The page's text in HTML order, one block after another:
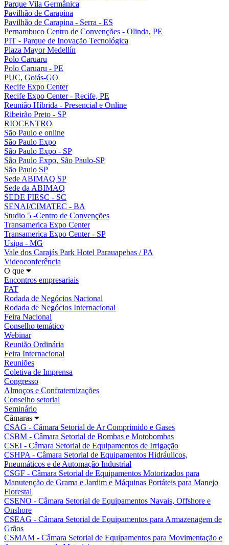
Parque Vila Germânica
Pavilhão de Carapina
Pavilhão de Carapina - Serra - ES
Pernambuco Centro de Convenções - Olinda, PE
PIT - Parque de Inovação Tecnológica
Plaza Mayor Medellín
Polo Caruaru
Polo Caruaru - PE
PUC, Goiás-GO
Recife Expo Center
Recife Expo Center - Recife, PE
Reunião Híbrida - Presencial e Online
Ribeirão Preto - SP
RIOCENTRO
São Paulo e online
São Paulo Expo
São Paulo Expo - SP
São Paulo Expo, São Paulo-SP
São Paulo SP
Sede ABIMAQ SP
Sede da ABIMAQ
SEDE FIESC - SC
SENAI/CIMATEC - BA
Studio 5 -Centro de Convenções
Transamerica Expo Center
Transamerica Expo Center - SP
Usipa - MG
Vale dos Carajás Park Hotel Parauapebas / PA
Videoconferência
O que
Encontros empresariais
FAT
Rodada de Negócios Nacional
Rodada de Negócios Internacional
Feira Nacional
Conselho temático
Webinar
Reunião Ordinária
Feira Internacional
Reuniões
Coletiva de Imprensa
Congresso
Almoços e Confraternizações
Conselho setorial
Seminário
Câmaras
CSAG - Câmara Setorial de Ar Comprimido e Gases
CSBM - Câmara Setorial de Bombas e Motobombas
CSEI - Câmara Setorial de Equipamentos de Irrigação
CSHPA - Câmara Setorial de Equipamentos Hidráulicos,
Pneumáticos e de Automação Industrial
CSGF - Câmara Setorial de Equipamentos Motorizados para
Manutenção de Grama e Jardim e Máquinas Portáteis para Manejo
Florestal
CSENO - Câmara Setorial de Equipamentos Navais, Offshore e
Onshore
CSEAG - Câmara Setorial de Equipamentos para Armazenagem de
Grãos
CSMAM - Câmara Setorial de Equipamentos para Movimentação e